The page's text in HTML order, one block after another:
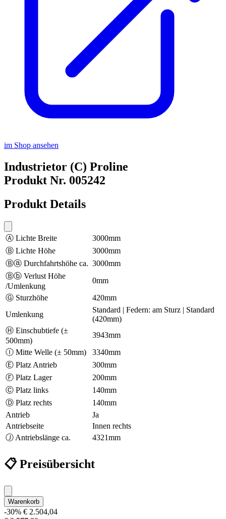
im Shop ansehen
Industrietor (C) Proline
Produkt Nr. 005242
Produkt Details
Ⓐ Lichte Breite
3000mm
Ⓑ Lichte Höhe
3000mm
Ⓑⓐ Durchfahrtshöhe ca. 3000mm
Ⓑⓑ Verlust Höhe
/Umlenkung
0mm
Ⓖ Sturzhöhe
420mm
Umlenkung
Standard | Federn: am Sturz | Standard
(420mm)
Ⓗ Einschubtiefe (±
500mm)
3943mm
Ⓘ Mitte Welle (± 50mm)
3340mm
Ⓔ Platz Antrieb
300mm
Ⓕ Platz Lager
200mm
Ⓒ Platz links
140mm
Ⓓ Platz rechts
140mm
Antrieb
Ja
Antriebseite
Innen rechts
Ⓙ Antriebslänge ca.
4321mm
📋 Preisübersicht
Warenkorb
-30% € 2.504,04